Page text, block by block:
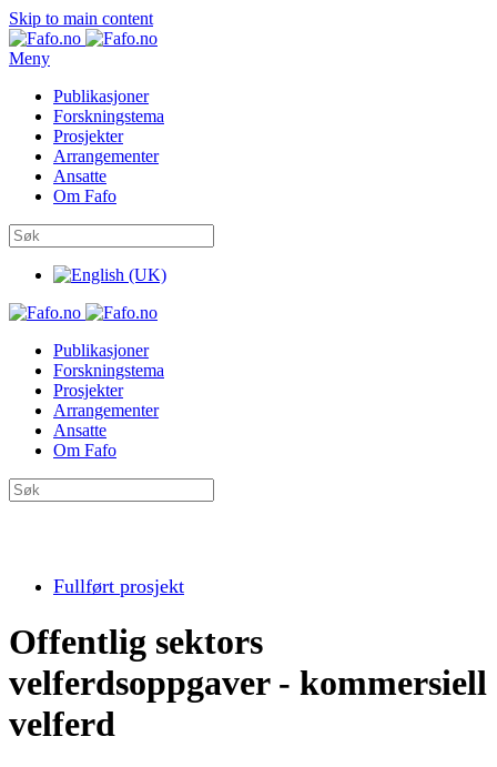
Skip to main content
Meny
Publikasjoner
Forskningstema
Prosjekter
Arrangementer
Ansatte
Om Fafo
Publikasjoner
Forskningstema
Prosjekter
Arrangementer
Ansatte
Om Fafo
Fullført prosjekt
Offentlig sektors
velferdsoppgaver - kommersiell
velferd